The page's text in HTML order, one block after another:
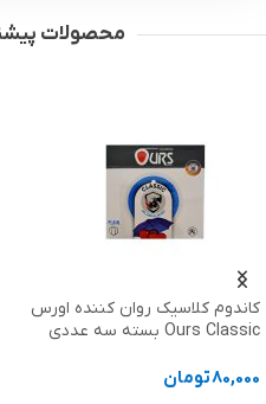
محصولات
گیج 31 بسته 100 عددی
597,000تومان